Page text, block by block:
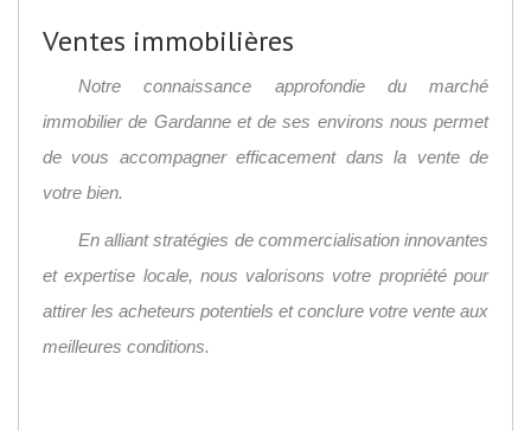
Ventes immobilières
Notre connaissance approfondie du marché
immobilier de Gardanne et de ses environs nous permet
de vous accompagner efficacement dans la vente de
votre bien.
En alliant stratégies de commercialisation innovantes
et expertise locale, nous valorisons votre propriété pour
attirer les acheteurs potentiels et conclure votre vente aux
meilleures conditions.